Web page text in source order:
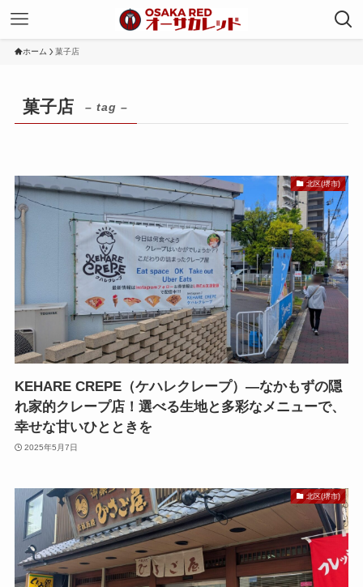
ホーム 菓子店
菓子店 – tag –
北区(堺市)
KEHARE CREPE（ケハレクレープ）—なかもずの隠
れ家的クレープ店！選べる生地と多彩なメニューで、
幸せな甘いひとときを
2025年5月7日
北区(堺市)